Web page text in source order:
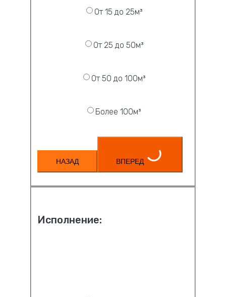
От 15 до 25м³
От 25 до 50м³
От 50 до 100м³
Более 100м³
НАЗАД ВПЕРЕД
Исполнение: